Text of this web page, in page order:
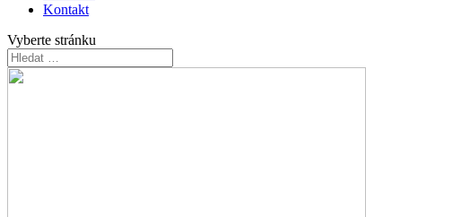
Kontakt
Vyberte stránku